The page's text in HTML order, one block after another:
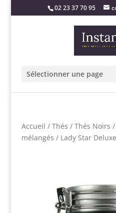
02 23 37 70 95
Sélectionner une page
Accueil / Thés / Thés Noirs /
mélangés / Lady Star Deluxe